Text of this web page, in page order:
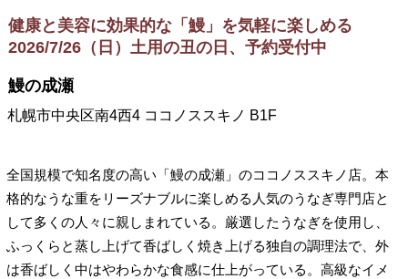
健康と美容に効果的な「鰻」を気軽に楽しめる
2026/7/26（日）土用の丑の日、予約受付中
鰻の成瀬
札幌市中央区南4西4 ココノススキノ B1F
全国規模で知名度の高い「鰻の成瀬」のココノススキノ店。本
格的なうな重をリーズナブルに楽しめる人気のうなぎ専門店と
して多くの人々に親しまれている。厳選したうなぎを使用し、
ふっくらと蒸し上げて香ばしく焼き上げる独自の調理法で、外
は香ばしく中はやわらかな食感に仕上がっている。高級なイメ